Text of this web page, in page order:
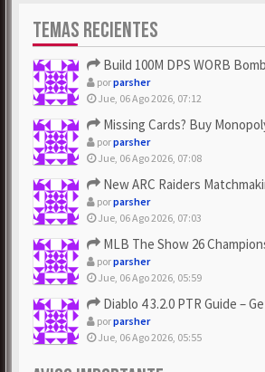
TEMAS RECIENTES
Build 100M DPS WORB Bomb Elementalist
porparsher
Jue, 06 Ago 2026, 07:12
Missing Cards? Buy Monopoly Go Happy
porparsher
Jue, 06 Ago 2026, 07:08
New ARC Raiders Matchmaking Update:
porparsher
Jue, 06 Ago 2026, 07:03
MLB The Show 26 Championship
porparsher
Jue, 06 Ago 2026, 05:59
Diablo 4 3.2.0 PTR Guide – Get 8%
porparsher
Jue, 06 Ago 2026, 05:55